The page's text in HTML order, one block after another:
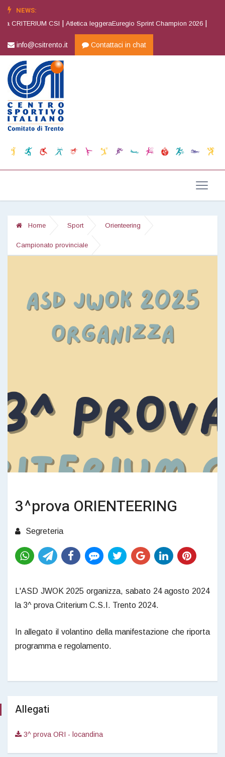
NEWS:
CRITERIUM CSI |Atletica leggeraEuregio Sprint Champion 2026 |Atletica
info@csitrento.it Contattaci in chat
Home Sport Orienteering
Campionato provinciale
3^prova ORIENTEERING
Segreteria
L'ASD JWOK 2025 organizza, sabato 24 agosto 2024
la 3^ prova Criterium C.S.I. Trento 2024.
In allegato il volantino della manifestazione che riporta
programma e regolamento.
Allegati
3^ prova ORI - locandina